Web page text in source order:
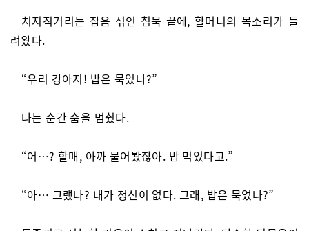
치지직거리는 잡음 섞인 침묵 끝에, 할머니의 목소리가 들
려왔다.
“우리 강아지! 밥은 묵었나?”
나는 순간 숨을 멈췄다.
“어…? 할매, 아까 물어봤잖아. 밥 먹었다고.”
“아… 그랬나? 내가 정신이 없다. 그래, 밥은 묵었나?”